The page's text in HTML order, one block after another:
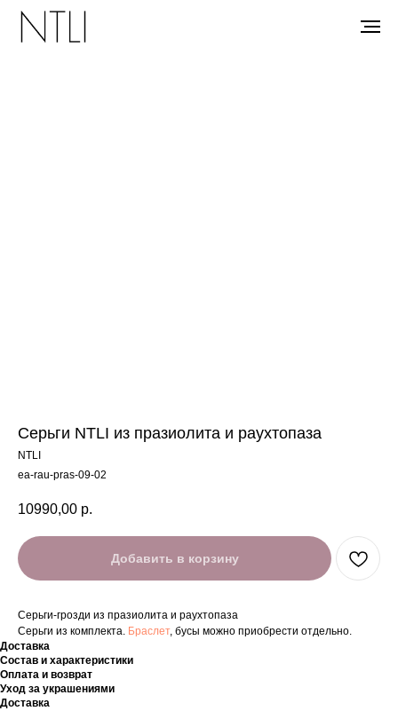
Серьги NTLI из празиолита и раухтопаза
NTLI
ea-rau-pras-09-02
10990,00 р.
Добавить в корзину
Серьги-грозди из празиолита и раухтопаза
Серьги из комплекта. Браслет, бусы можно приобрести отдельно.
Доставка
Состав и характеристики
Оплата и возврат
Уход за украшениями
Доставка